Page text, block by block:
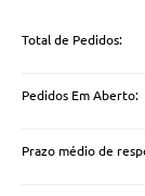
Total de Pedidos:
Pedidos Em Aberto:
Prazo médio de